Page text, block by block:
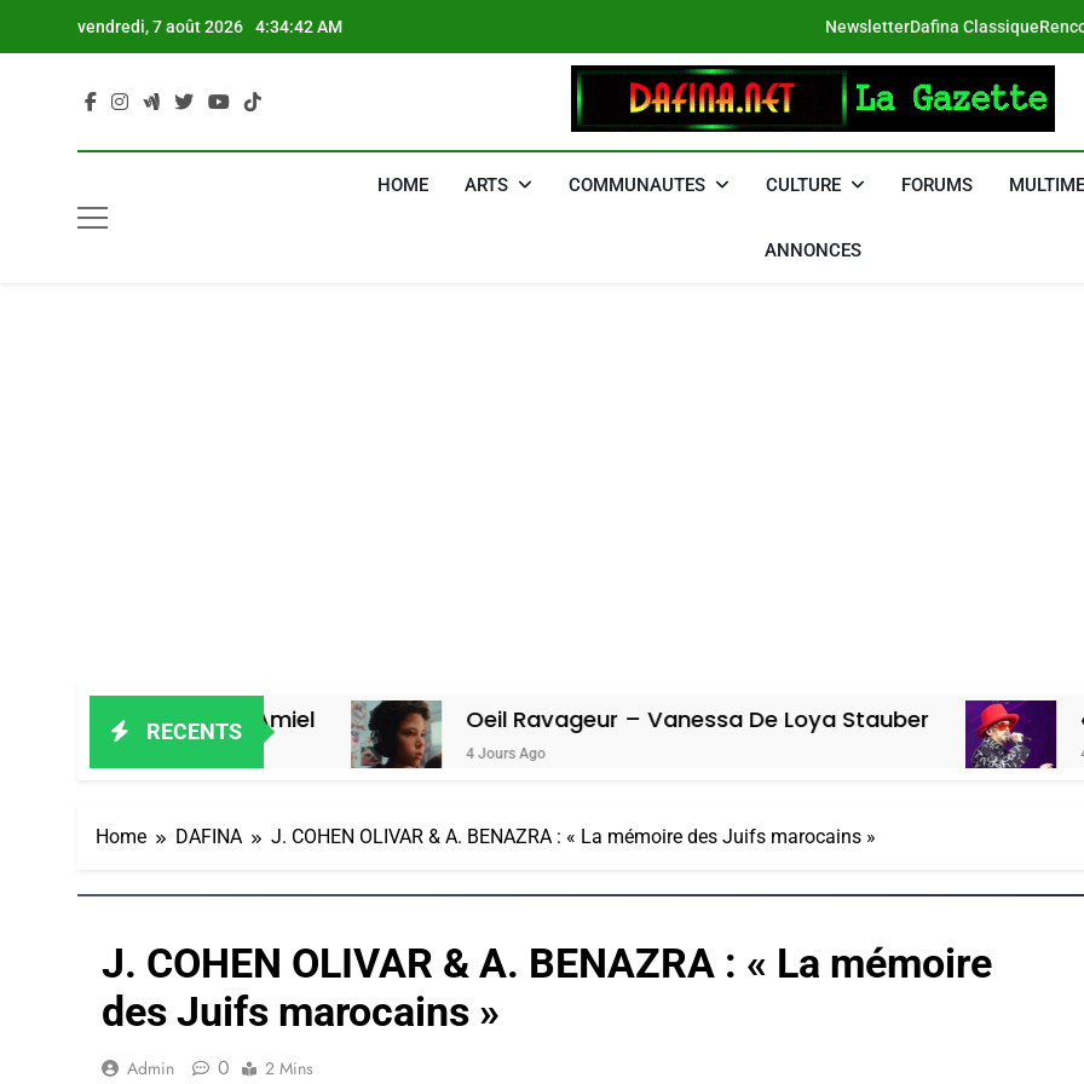
vendredi, 7 août 2026 4:34:43 AM NewsletterDafina Classique
DAFINA
HOME ARTS COMMUNAUTES CULTURE FORUMS
ANNONCES
RECENTS
Alain Amiel Oeil Ravageur – Vanessa De Loya Stauber
4 Jours Ago
«Tu Dis
4 Jours Ago
Home DAFINA J. COHEN OLIVAR & A. BENAZRA : « La mémoire des Juifs marocains »
J. COHEN OLIVAR & A. BENAZRA : « La mémoire
des Juifs marocains »
Admin 0 2 Mins